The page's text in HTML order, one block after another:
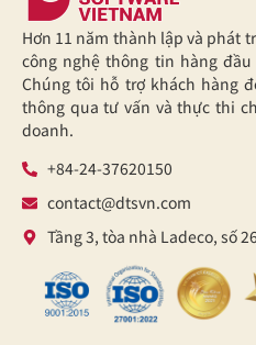
Hơn 11 năm thành lập và phát
công nghệ thông tin hàng
Chúng tôi hỗ trợ khách hàng
thông qua tư vấn và thực thi
doanh.
+84-24-37620150
contact@dtsvn.com
Tầng 3, tòa nhà Ladeco, số